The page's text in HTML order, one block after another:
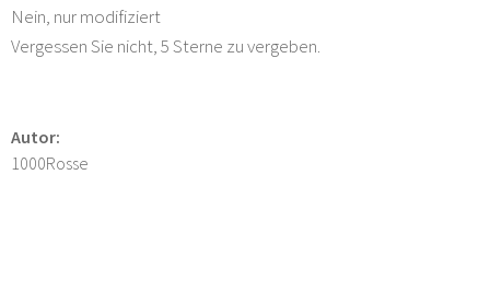
Nein, nur modifiziert
Vergessen Sie nicht, 5 Sterne zu vergeben.
Autor:
1000Rosse